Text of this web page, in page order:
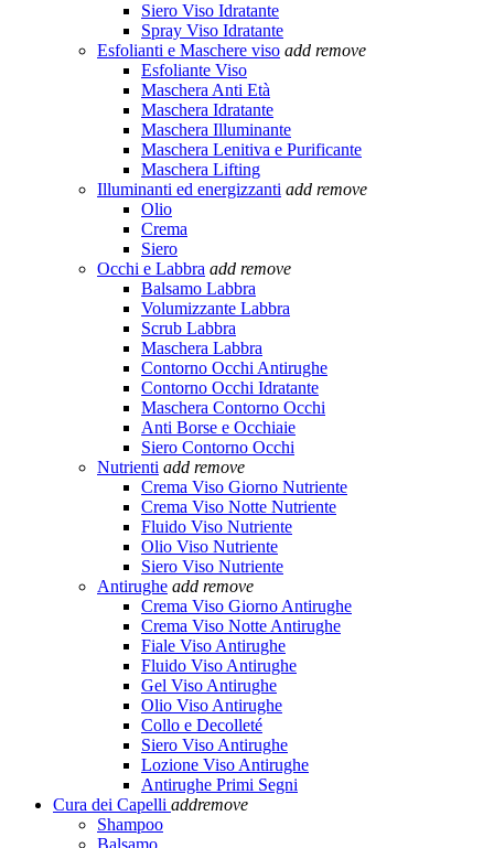
Siero Viso Idratante
Spray Viso Idratante
Esfolianti e Maschere viso add remove
Esfoliante Viso
Maschera Anti Età
Maschera Idratante
Maschera Illuminante
Maschera Lenitiva e Purificante
Maschera Lifting
Illuminanti ed energizzanti add remove
Olio
Crema
Siero
Occhi e Labbra add remove
Balsamo Labbra
Volumizzante Labbra
Scrub Labbra
Maschera Labbra
Contorno Occhi Antirughe
Contorno Occhi Idratante
Maschera Contorno Occhi
Anti Borse e Occhiaie
Siero Contorno Occhi
Nutrienti add remove
Crema Viso Giorno Nutriente
Crema Viso Notte Nutriente
Fluido Viso Nutriente
Olio Viso Nutriente
Siero Viso Nutriente
Antirughe add remove
Crema Viso Giorno Antirughe
Crema Viso Notte Antirughe
Fiale Viso Antirughe
Fluido Viso Antirughe
Gel Viso Antirughe
Olio Viso Antirughe
Collo e Decolleté
Siero Viso Antirughe
Lozione Viso Antirughe
Antirughe Primi Segni
Cura dei Capelli addremove
Shampoo
Balsamo